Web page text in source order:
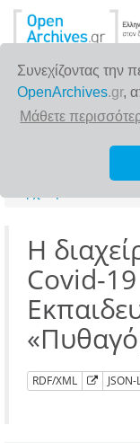
Συνεχίζοντας την
OpenArchives.gr,
Μάθετε
Η
Covid-19
RDF/XML JSON-